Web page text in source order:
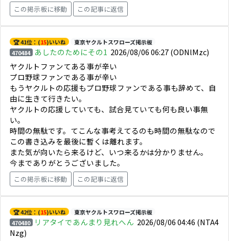
この掲示板に移動 この記事に返信
🏆 41位：(15)いいね
東京ヤクルトスワローズ掲示板
470484 あしたのためにその1 2026/08/06 06:27(ODNlMzc)
ヤクルトファンてある事が辛い
プロ野球ファンである事が辛い
もうヤクルトの応援もプロ野球ファンである事も辞めて、自
由に生きて行きたい。
ヤクルトの応援していても、試合見ていても何も良い事無
い。
時間の無駄です。てこんな事考えてるのも時間の無駄なので
この書き込みを最後に暫くは離れます。
また気が向いたら来るけど、いつ来るかは分かりません。
今までありがとうございました。
この掲示板に移動 この記事に返信
🏆 42位：(15)いいね
東京ヤクルトスワローズ掲示板
470480
リアタイであんまり見れへん 2026/08/06 04:46 (NTA4
Nzg)